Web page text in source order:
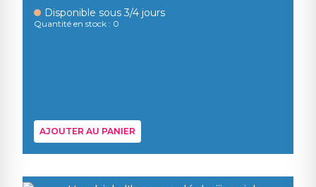
Disponible sous 3/4 jours
Quantité en stock : 0
AJOUTER AU PANIER